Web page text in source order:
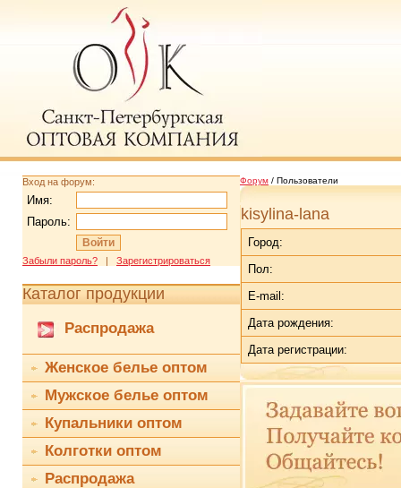
Вход на форум:
Имя:
Пароль:
Забыли пароль? | Зарегистрироваться
Каталог продукции
Распродажа
Женское белье оптом
Jolidon - женское белье оптом
Prelude - женское белье оптом
Мужское белье оптом
Jolidon - мужское белье оптом
Купальники оптом
Jolidon - купальники оптом
Prelude - купальники оптом
Колготки оптом
Silca - колготки оптом
Распродажа
Форум / Пользователи
kisylina-lana
Город:
Пол:
E-mail:
Дата рождения:
Дата регистрации: